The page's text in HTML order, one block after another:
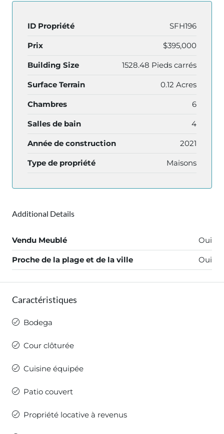
ID Propriété SFH196
Prix $395,000
Building Size 1528.48 Pieds carrés
Surface Terrain 0.12 Acres
Chambres 6
Salles de bain 4
Année de construction 2021
Type de propriété Maisons
Additional Details
Vendu Meublé Oui
Proche de la plage et de la ville Oui
Caractéristiques
Bodega
Cour clôturée
Cuisine équipée
Patio couvert
Propriété locative à revenus